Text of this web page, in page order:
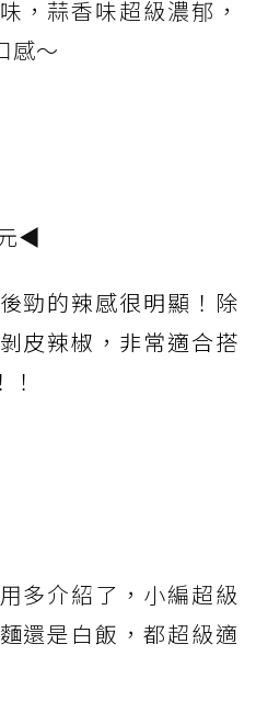
，蒜香味超級濃郁，
感～
◀
勁的辣感很明顯！除
皮辣椒，非常適合搭
多介紹了，小編超級
還是白飯，都超級適